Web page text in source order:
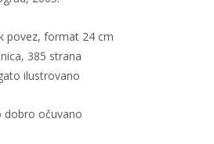
povez, format 24 cm
385 strana
ilustrovano
dobro očuvano